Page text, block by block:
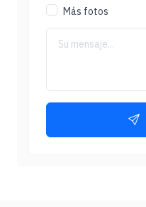
Más fotos